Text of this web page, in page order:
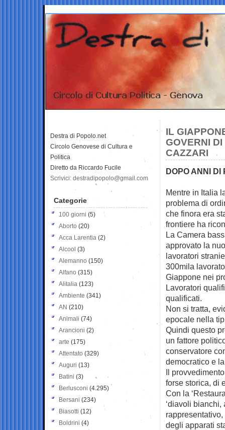
IL
GOVERNI
CAZZARI
DOPO ANNI
Mentre in Italia
problema di
che finora era
frontiere ha
La Camera
approvato la
lavoratori
300mila
Giappone nei
Lavoratori
qualificati.
Non si tratta,
epocale nella
Quindi questo
un fattore
conservatore
democratico e
Il
forse storica, di
Con la
‘diavoli bianchi,
degli apparati
Destra di Popolo.net
Circolo Genovese di Cultura e
Politica
Diretto da Riccardo Fucile
Scrivici: destradipopolo@gmail.com
Categorie
100 giorni (5)
Aborto (20)
Acca Larentia (2)
Alcool (3)
Alemanno (150)
Alfano (315)
Alitalia (123)
Ambiente (341)
AN (210)
Animali (74)
Arancioni (2)
arte (175)
Attentato (329)
Auguri (13)
Batini (3)
Berlusconi (4.295)
Bersani (234)
Biasotti (12)
Boldrini (4)